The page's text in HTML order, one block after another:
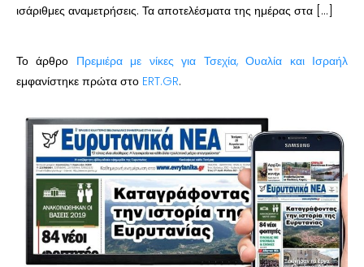
ισάριθμες αναμετρήσεις. Τα αποτελέσματα της ημέρας στα […]
Το άρθρο Πρεμιέρα με νίκες για Τσεχία, Ουαλία και Ισραήλ
εμφανίστηκε πρώτα στο ERT.GR.